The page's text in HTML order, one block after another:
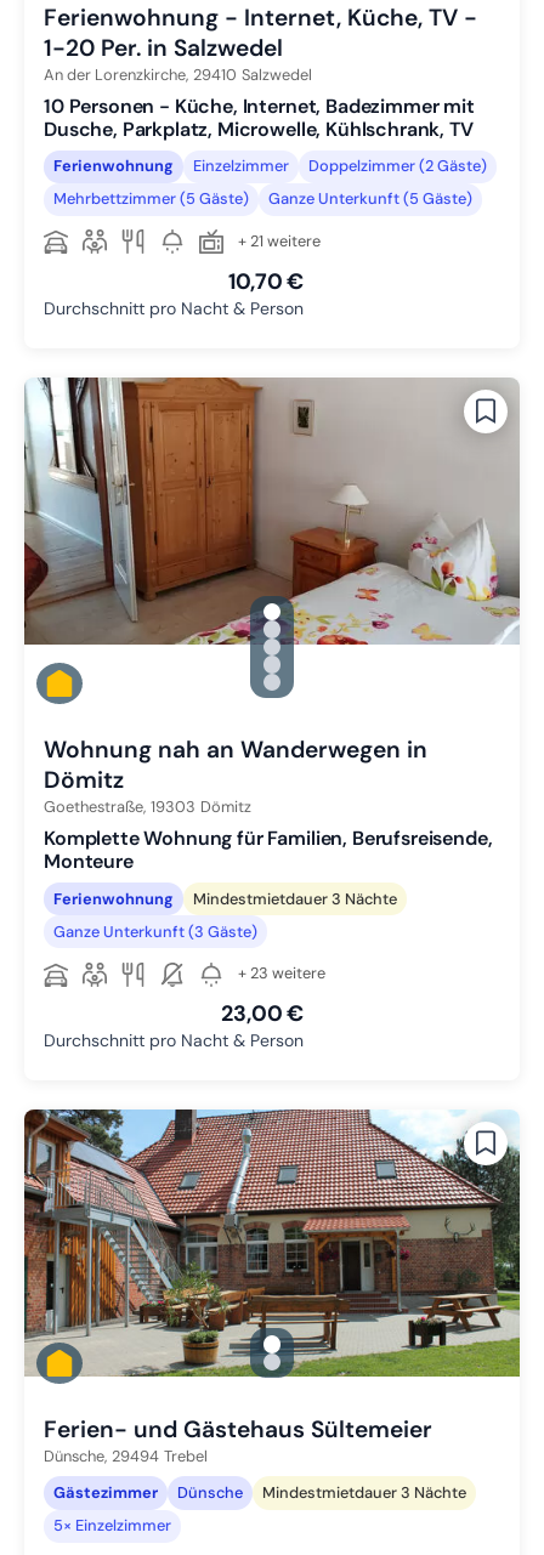
Ferienwohnung - Internet, Küche, TV -
1-20 Per. in Salzwedel
An der Lorenzkirche, 29410 Salzwedel
10 Personen - Küche, Internet, Badezimmer mit
Dusche, Parkplatz, Microwelle, Kühlschrank, TV
Ferienwohnung Einzelzimmer
Doppelzimmer (2 Gäste)
Mehrbettzimmer (5 Gäste)
Ganze Unterkunft (5 Gäste)
+ 21 weitere
10,70 €
Durchschnitt pro Nacht & Person
gallery.slide_selector
Zu Slide 1 wechseln
Zu Slide 2 wechseln
Zu Slide 3 wechseln
Zu Slide 4 wechseln
Zu Slide 5 wechseln
Wohnung nah an Wanderwegen in
Dömitz
Goethestraße, 19303 Dömitz
Komplette Wohnung für Familien, Berufsreisende,
Monteure
Ferienwohnung
Mindestmietdauer 3 Nächte
Ganze Unterkunft (3 Gäste)
+ 23 weitere
23,00 €
Durchschnitt pro Nacht & Person
gallery.slide_selector
Zu Slide 1 wechseln
Zu Slide 2 wechseln
Ferien- und Gästehaus Sültemeier
Dünsche, 29494 Trebel
Gästezimmer
Dünsche
Mindestmietdauer 3 Nächte
5× Einzelzimmer